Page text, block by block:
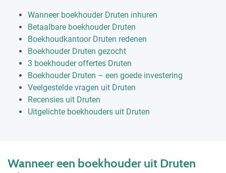
Wanneer boekhouder Druten inhuren
Betaalbare boekhouder Druten
Boekhoudkantoor Druten redenen
Boekhouder Druten gezocht
3 boekhouder offertes Druten
Boekhouder Druten – een goede investering
Veelgestelde vragen uit Druten
Recensies uit Druten
Uitgelichte boekhouders uit Druten
Wanneer een boekhouder uit Druten